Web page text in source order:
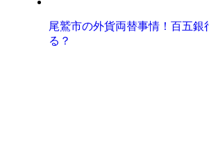
尾鷲市の外貨両替事情！百五銀
る？